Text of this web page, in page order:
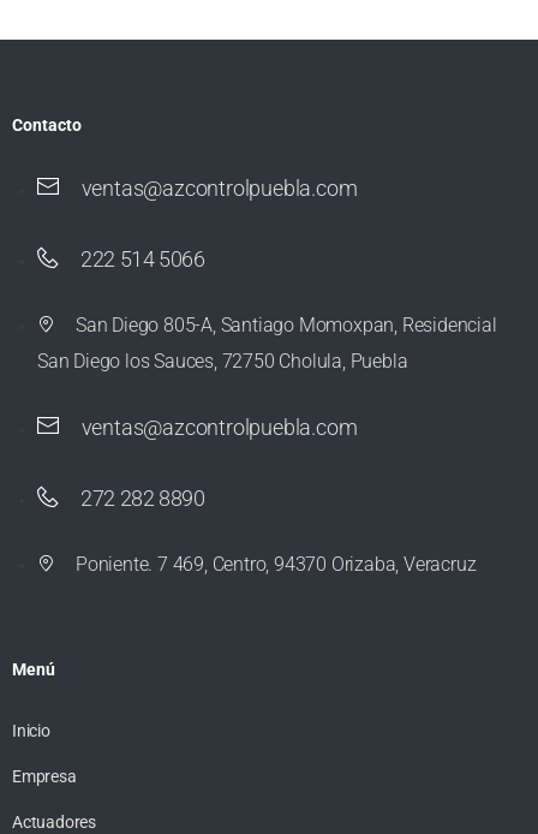
Contacto
ventas@azcontrolpuebla.com
222 514 5066
San Diego 805-A, Santiago Momoxpan, Residencial
San Diego los Sauces, 72750 Cholula, Puebla
ventas@azcontrolpuebla.com
272 282 8890
Poniente. 7 469, Centro, 94370 Orizaba, Veracruz
Menú
Inicio
Empresa
Actuadores